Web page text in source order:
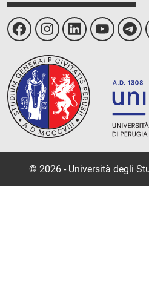
© 2026 - Università degli